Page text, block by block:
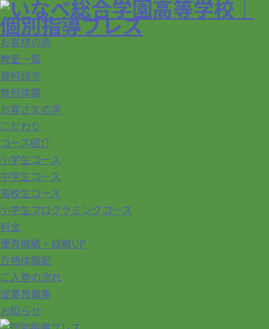
お客様の声
教室一覧
資料請求
無料体験
お客さまの声
こだわり
コース紹介
小学生コース
中学生コース
高校生コース
小学生プログラミングコース
料金
優秀成績・成績UP
合格体験記
ご入塾の流れ
従業員募集
お知らせ